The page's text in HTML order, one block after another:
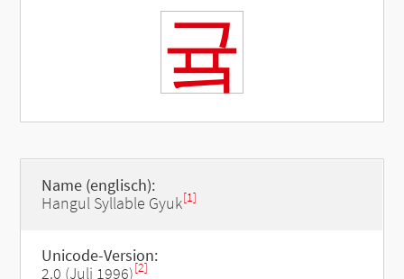
귴
Name (englisch):
Hangul Syllable Gyuk[1]
Unicode-Version:
2.0 (Juli 1996)[2]